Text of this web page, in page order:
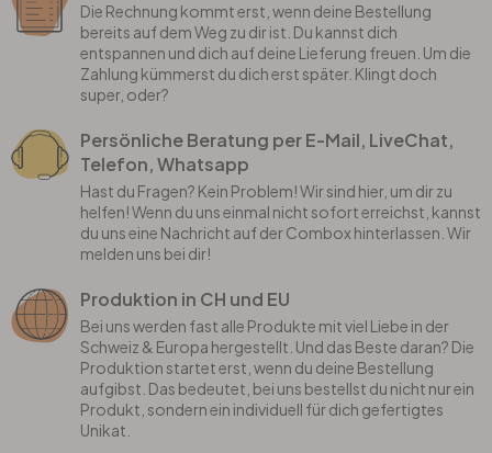
Die Rechnung kommt erst, wenn deine Bestellung
bereits auf dem Weg zu dir ist. Du kannst dich
entspannen und dich auf deine Lieferung freuen. Um die
Zahlung kümmerst du dich erst später. Klingt doch
super, oder?
Persönliche Beratung per E-Mail, LiveChat,
Telefon, Whatsapp
Hast du Fragen? Kein Problem! Wir sind hier, um dir zu
helfen! Wenn du uns einmal nicht sofort erreichst, kannst
du uns eine Nachricht auf der Combox hinterlassen. Wir
melden uns bei dir!
Produktion in CH und EU
Bei uns werden fast alle Produkte mit viel Liebe in der
Schweiz & Europa hergestellt. Und das Beste daran? Die
Produktion startet erst, wenn du deine Bestellung
aufgibst. Das bedeutet, bei uns bestellst du nicht nur ein
Produkt, sondern ein individuell für dich gefertigtes
Unikat.